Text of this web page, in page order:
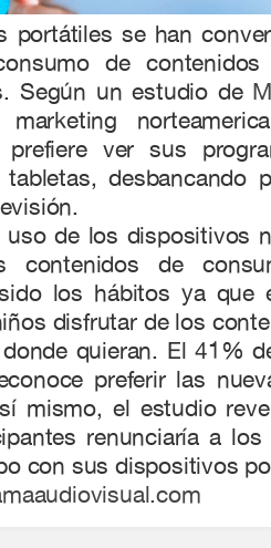
portátiles se han
de contenidos
Según un estudio de
marketing
prefiere ver sus
desbancando
uso de los dispositivos
contenidos de
los hábitos ya que
disfrutar de los
quieran. El 41%
preferir las
mismo, el estudio
renunciaría a
con sus dispositivos